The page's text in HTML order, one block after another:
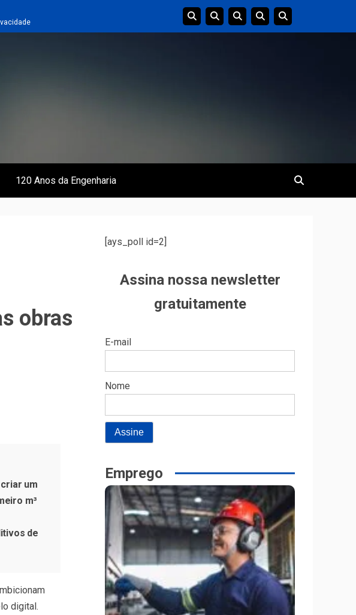
120 Anos da Engenharia
obras
um
m³
de
digital.
[ays_poll id=2]
Assina nossa newsletter
gratuitamente
E-mail
Nome
Emprego